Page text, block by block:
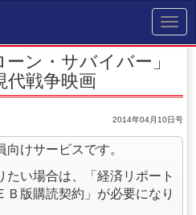
ン・サバイバー」
代戦争映画
2014年04月10日号
けサービスです。
たい場合は、「経済リポート
Ｂ版購読契約」が必要になり